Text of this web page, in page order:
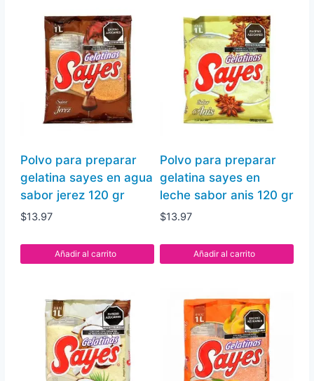
sabor
piña,
limón,
fresa,
uva
y
naranja,
grande
20
pz
cantidad
Polvo para preparar
gelatina sayes en agua
sabor jerez 120 gr
$13.97
Añadir al carrito
Polvo para preparar
gelatina sayes en
leche sabor anis 120 gr
$13.97
Añadir al carrito